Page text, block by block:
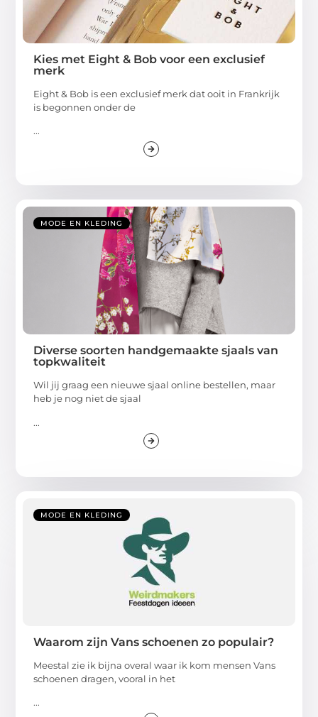
Kies met Eight & Bob voor een exclusief
merk
Eight & Bob is een exclusief merk dat ooit in Frankrijk
is begonnen onder de
...
MODE EN KLEDING
Diverse soorten handgemaakte sjaals van
topkwaliteit
Wil jij graag een nieuwe sjaal online bestellen, maar
heb je nog niet de sjaal
...
MODE EN KLEDING
Waarom zijn Vans schoenen zo populair?
Meestal zie ik bijna overal waar ik kom mensen Vans
schoenen dragen, vooral in het
...